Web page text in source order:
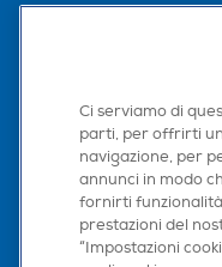
Scarica la nostra app
Ci serviamo di
parti, per offrirti
navigazione, per
annunci in modo
fornirti
prestazioni del
“Impostazioni